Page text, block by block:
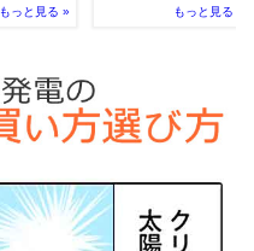
もっと見る »
もっと見る »